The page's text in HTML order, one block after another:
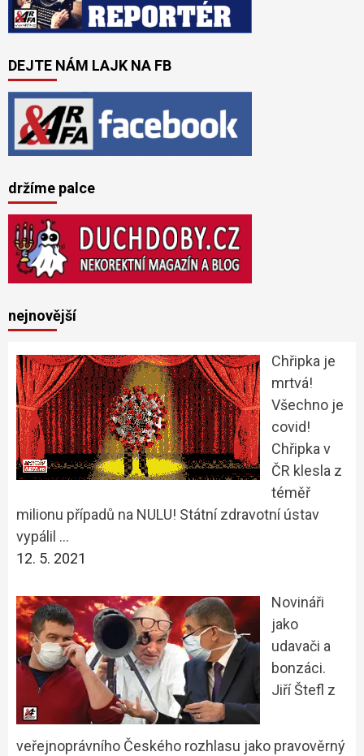
DEJTE NÁM LAJK NA FB
držíme palce
nejnovější
Chřipka je
mrtvá!
Všechno je
covid!
Chřipka v
ČR klesla z
téměř
milionu případů na NULU! Státní zdravotní ústav
vypálil …
12. 5. 2021
Novináři
jako
udavači a
bonzáci.
Jiří Štefl z
veřejnoprávního Českého rozhlasu jako pravověrný